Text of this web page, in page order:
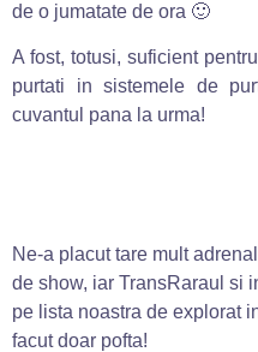
de o jumatate de ora 🙂
A fost, totusi, suficient
purtati in sistemele de
cuvantul pana la urma!
Ne-a placut tare mult
de show, iar TransRaraul si
pe lista noastra de explorat
facut doar pofta!